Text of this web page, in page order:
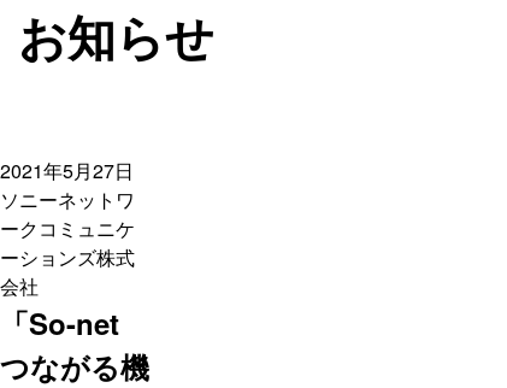
お知らせ
2021年5月27日
ソニーネットワ
ークコミュニケ
ーションズ株式
会社
「So-net
つながる機